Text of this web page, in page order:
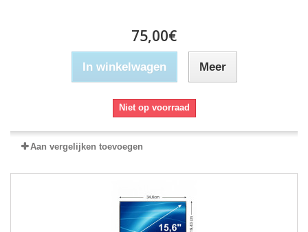
75,00€
In winkelwagen Meer
Niet op voorraad
Aan vergelijken toevoegen